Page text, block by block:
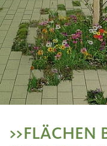
>>FLÄCHEN